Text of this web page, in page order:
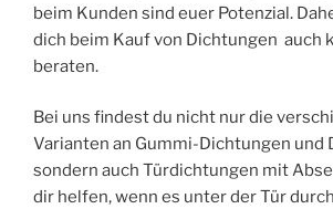
beim Kunden sind euer Potenzial.
dich beim Kauf von Dichtungen auch
beraten.
Bei uns findest du nicht nur die
Varianten an Gummi-Dichtungen und
sondern auch Türdichtungen mit
dir helfen, wenn es unter der Tür